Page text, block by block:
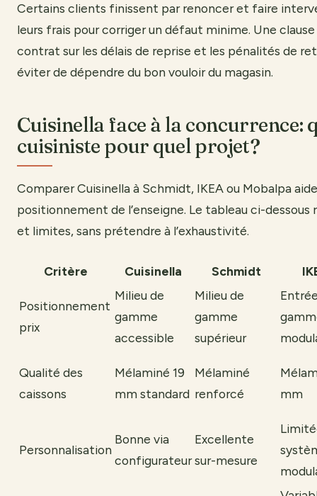
Certains clients finissent par renoncer et faire
leurs frais pour corriger un défaut minime. Une
contrat sur les délais de reprise et les pénalités de
éviter de dépendre du bon vouloir du magasin.
Cuisinella face à la concurrence:
cuisiniste pour quel projet?
Comparer Cuisinella à Schmidt, IKEA ou Mobalpa
positionnement de l’enseigne. Le tableau ci-dessous
et limites, sans prétendre à l’exhaustivité.
Critère Cuisinella Schmidt
Positionnement
prix
Milieu de
gamme
accessible
Milieu de
gamme
supérieur
Qualité des
caissons
Mélaminé 19
mm standard
Mélaminé
renforcé
mm
Personnalisation
Bonne via
configurateur
Excellente
sur-mesure